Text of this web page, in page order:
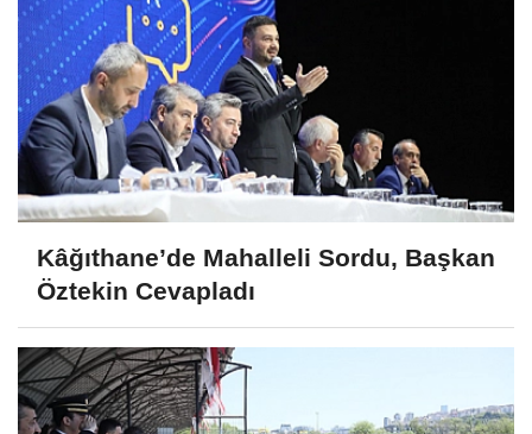
Kâğıthane’de Mahalleli Sordu, Başkan
Öztekin Cevapladı